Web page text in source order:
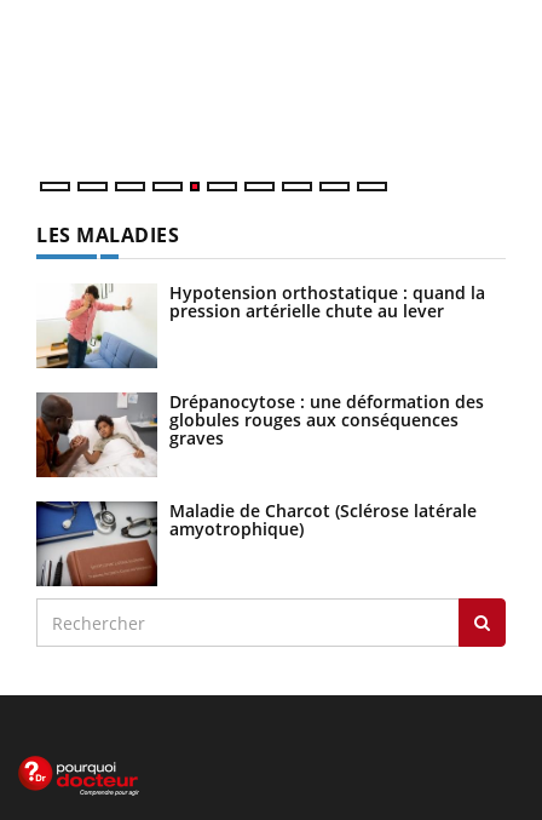
LES MALADIES
Hypotension orthostatique : quand la
pression artérielle chute au lever
Drépanocytose : une déformation des
globules rouges aux conséquences
graves
Maladie de Charcot (Sclérose latérale
amyotrophique)